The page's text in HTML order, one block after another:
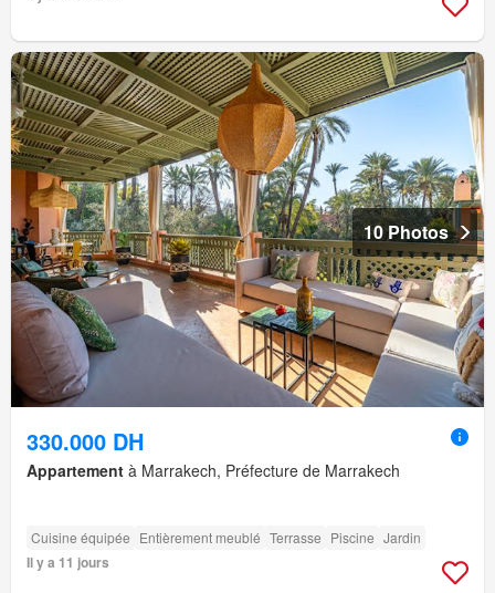
10 Photos
330.000 DH
Appartement à Marrakech, Préfecture de Marrakech
Cuisine équipée Entièrement meublé Terrasse Piscine Jardin
Il y a 11 jours